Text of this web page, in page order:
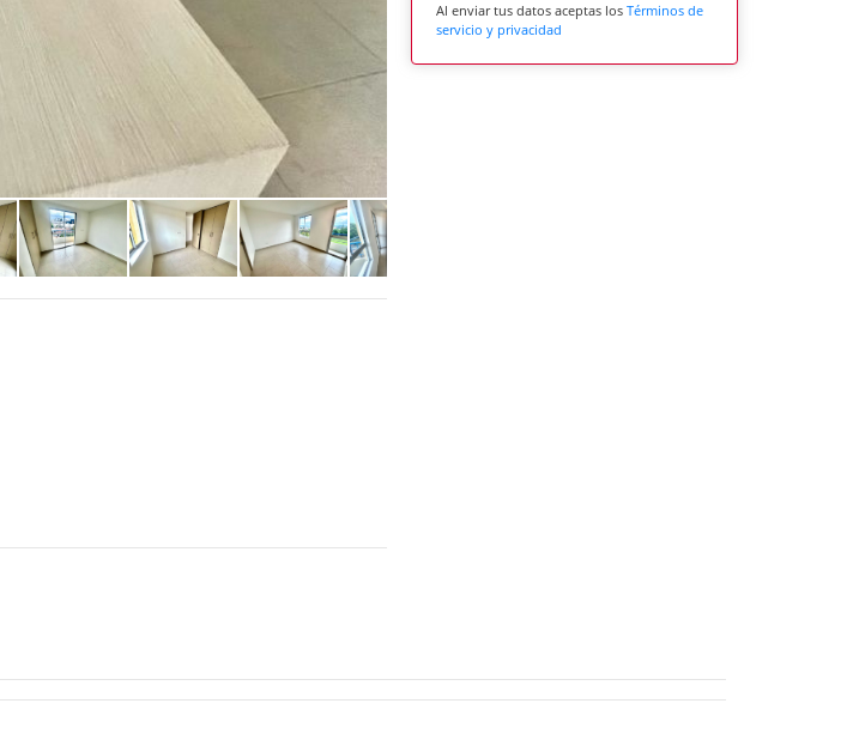
Al enviar tus datos aceptas los Términos de
servicio y privacidad